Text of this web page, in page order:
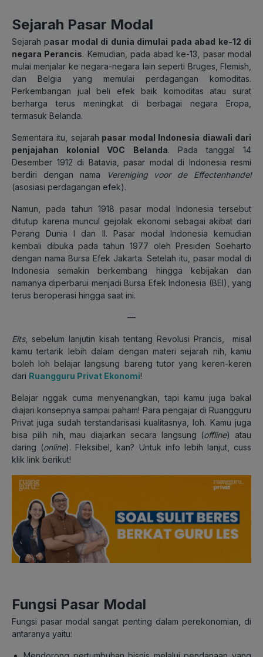
Sejarah Pasar Modal
Sejarah pasar modal di dunia dimulai pada abad ke-12 di
negara Perancis. Kemudian, pada abad ke-13, pasar modal
mulai menjalar ke negara-negara lain seperti Bruges, Flemish,
dan Belgia yang memulai perdagangan komoditas.
Perkembangan jual beli efek baik komoditas atau surat
berharga terus meningkat di berbagai negara Eropa,
termasuk Belanda.
Sementara itu, sejarah pasar modal Indonesia diawali dari
penjajahan kolonial VOC Belanda. Pada tanggal 14
Desember 1912 di Batavia, pasar modal di Indonesia resmi
berdiri dengan nama
Vereniging voor de Effectenhandel
(asosiasi perdagangan efek).
Namun, pada tahun 1918 pasar modal Indonesia tersebut
ditutup karena muncul gejolak ekonomi sebagai akibat dari
Perang Dunia I dan II. Pasar modal Indonesia kemudian
kembali dibuka pada tahun 1977 oleh Presiden Soeharto
dengan nama Bursa Efek Jakarta. Setelah itu, pasar modal di
Indonesia semakin berkembang hingga kebijakan dan
namanya diperbarui menjadi Bursa Efek Indonesia (BEI), yang
terus beroperasi hingga saat ini.
—
Eits, sebelum lanjutin kisah tentang Revolusi Prancis, misal
kamu tertarik lebih dalam dengan materi sejarah nih, kamu
boleh loh belajar langsung bareng tutor yang keren-keren
dari Ruangguru Privat Ekonomi!
Belajar nggak cuma menyenangkan, tapi kamu juga bakal
diajari konsepnya sampai paham! Para pengajar di Ruangguru
Privat juga sudah terstandarisasi kualitasnya, loh. Kamu juga
bisa pilih nih, mau diajarkan secara langsung (offline) atau
daring (online). Fleksibel, kan? Untuk info lebih lanjut, cuss
klik link berikut!
Fungsi Pasar Modal
Fungsi pasar modal sangat penting dalam perekonomian, di
antaranya yaitu: